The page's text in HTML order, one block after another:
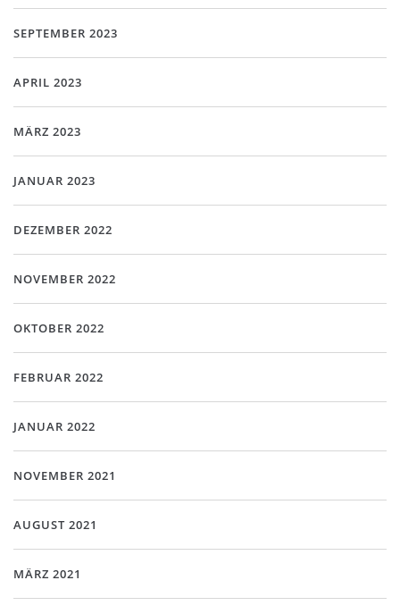
SEPTEMBER 2023
APRIL 2023
MÄRZ 2023
JANUAR 2023
DEZEMBER 2022
NOVEMBER 2022
OKTOBER 2022
FEBRUAR 2022
JANUAR 2022
NOVEMBER 2021
AUGUST 2021
MÄRZ 2021